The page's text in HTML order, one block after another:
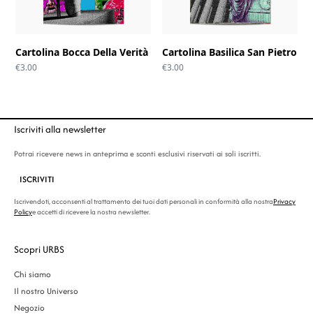
Cartolina Bocca Della Verità
€3.00
Cartolina Basilica San Pietro
€3.00
Iscriviti alla newsletter
Potrai ricevere news in anteprima e sconti esclusivi riservati ai soli iscritti.
ISCRIVITI
Iscrivendoti, acconsenti al trattamento dei tuoi dati personali in conformità alla nostraPrivacy
Policye accetti di ricevere la nostra newsletter.
Scopri URBS
Chi siamo
Il nostro Universo
Negozio